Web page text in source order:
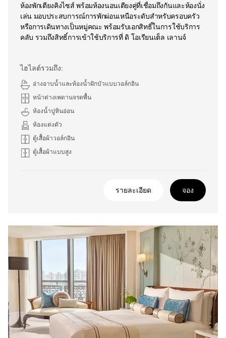
ห้องพักเตียงคิงไซส์ พร้อมห้องนอนเตียงคู่ที่เชื่อมถึงกันและห้องนั่ง
เล่น มอบประสบการณ์การพักผ่อนเหนือระดับสำหรับครอบครัว
หรือการเดินทางเป็นหมู่คณะ พร้อมรับเอกสิทธิ์ในการใช้บริการ
คลับ รวมถึงสิทธิ์การเข้าใช้บริการที่ ดิ โอเรียนเต็ล เลานจ์
ไฮไลต์รวมถึง:
อ่างอาบน้ำและห้องน้ำฝักบัวแบบวอล์กอิน
หน้าต่างเพดานจรดพื้น
ห้องน้ำปูหินอ่อน
ห้องแต่งตัว
ตู้เสื้อผ้าวอล์กอิน
ตู้เสื้อผ้าแบบสูง
รายละเอียด จอง